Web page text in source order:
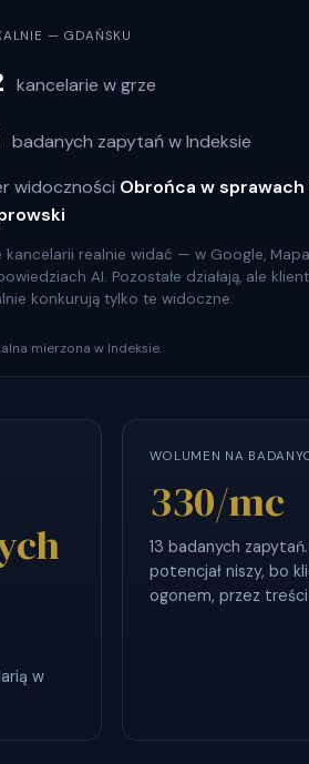
— GDAŃSKU
kancelarie w grze
badanych zapytań w Indeksie
widoczności Obrońca w
kancelarii realnie widać — w Google,
AI. Pozostałe działają, ale
konkurują tylko te widoczne.
mierzona w Indeksie.
w
WOLUMEN NA
330/mc
13 badanych
potencjał niszy, bo
ogonem, przez